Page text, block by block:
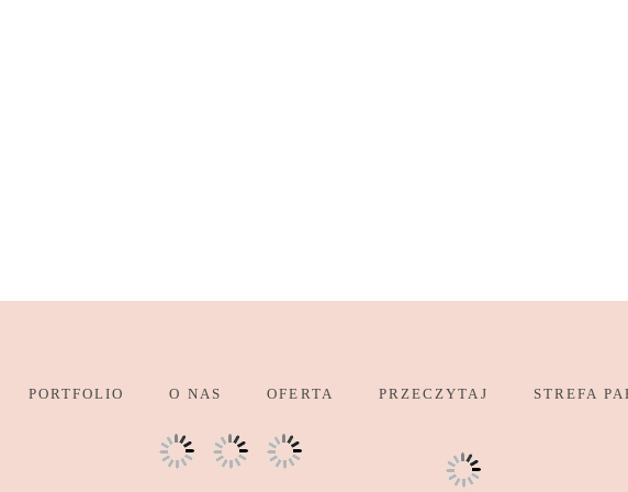
PORTFOLIO O NAS OFERTA PRZECZYTAJ STREFA